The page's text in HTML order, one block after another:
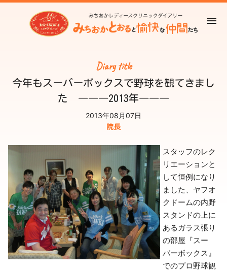
Diary title
今年もスーパーボックスで野球を観てきまし
た ―――2013年―――
2013年08月07日
院長
スタッフのレク
リエーションと
して恒例になり
ました、ヤフオ
クドームの内野
スタンドの上に
あるガラス張り
の部屋『スー
パーボックス』
でのプロ野球観